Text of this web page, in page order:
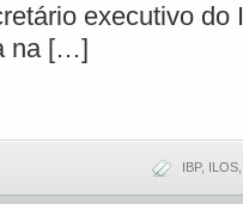
executivo do
na […]
IBP, ILOS